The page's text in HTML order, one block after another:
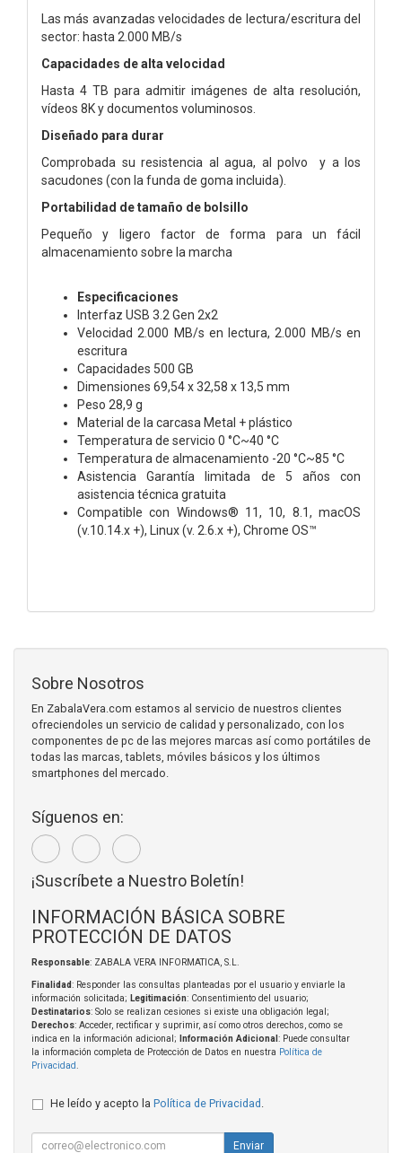
Las más avanzadas velocidades de lectura/escritura del
sector: hasta 2.000 MB/s
Capacidades de alta velocidad
Hasta 4 TB para admitir imágenes de alta resolución,
vídeos 8K y documentos voluminosos.
Diseñado para durar
Comprobada su resistencia al agua, al polvo y a los
sacudones (con la funda de goma incluida).
Portabilidad de tamaño de bolsillo
Pequeño y ligero factor de forma para un fácil
almacenamiento sobre la marcha
Especificaciones
Interfaz USB 3.2 Gen 2x2
Velocidad 2.000 MB/s en lectura, 2.000 MB/s en
escritura
Capacidades 500 GB
Dimensiones 69,54 x 32,58 x 13,5 mm
Peso 28,9 g
Material de la carcasa Metal + plástico
Temperatura de servicio 0 °C~40 °C
Temperatura de almacenamiento -20 °C~85 °C
Asistencia Garantía limitada de 5 años con
asistencia técnica gratuita
Compatible con Windows® 11, 10, 8.1, macOS
(v.10.14.x +), Linux (v. 2.6.x +), Chrome OS™
Sobre Nosotros
En ZabalaVera.com estamos al servicio de nuestros clientes
ofreciendoles un servicio de calidad y personalizado, con los
componentes de pc de las mejores marcas así como portátiles de
todas las marcas, tablets, móviles básicos y los últimos
smartphones del mercado.
Síguenos en:
¡Suscríbete a Nuestro Boletín!
INFORMACIÓN BÁSICA SOBRE
PROTECCIÓN DE DATOS
Responsable: ZABALA VERA INFORMATICA, S.L.
Finalidad: Responder las consultas planteadas por el usuario y enviarle la
información solicitada; Legitimación: Consentimiento del usuario;
Destinatarios: Solo se realizan cesiones si existe una obligación legal;
Derechos: Acceder, rectificar y suprimir, así como otros derechos, como se
indica en la información adicional;
Información Adicional : Puede consultar
la información completa de Protección de Datos en nuestra Política de
Privacidad
He leído y acepto la Política de Privacidad
Enviar